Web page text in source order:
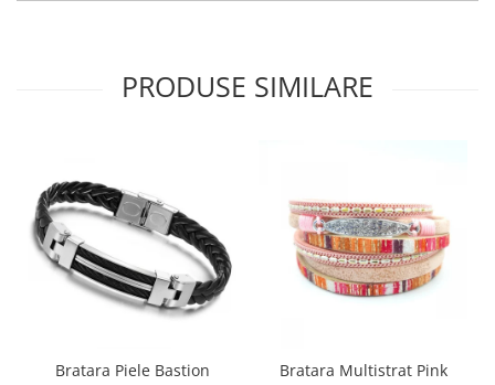
PRODUSE SIMILARE
Bratara Piele Bastion
Bratara Multistrat Pink